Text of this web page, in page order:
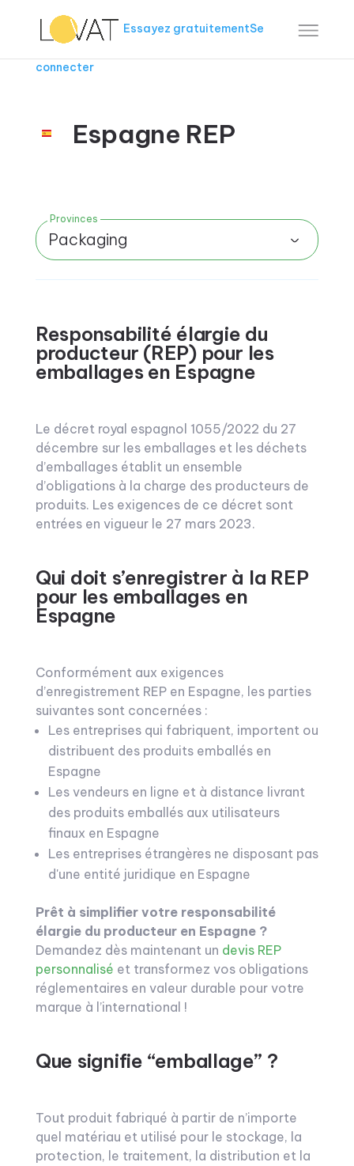
Essayez gratuitementSe
connecter
Espagne REP
Provinces
Packaging
Responsabilité élargie du
producteur (REP) pour les
emballages en Espagne
Le décret royal espagnol 1055/2022 du 27
décembre sur les emballages et les déchets
d’emballages établit un ensemble
d’obligations à la charge des producteurs de
produits. Les exigences de ce décret sont
entrées en vigueur le 27 mars 2023.
Qui doit s’enregistrer à la REP
pour les emballages en
Espagne
Conformément aux exigences
d’enregistrement REP en Espagne, les parties
suivantes sont concernées :
Les entreprises qui fabriquent, importent ou
distribuent des produits emballés en
Espagne
Les vendeurs en ligne et à distance livrant
des produits emballés aux utilisateurs
finaux en Espagne
Les entreprises étrangères ne disposant pas
d'une entité juridique en Espagne
Prêt à simplifier votre responsabilité
élargie du producteur en Espagne ?
Demandez dès maintenant un devis REP
personnalisé et transformez vos obligations
réglementaires en valeur durable pour votre
marque à l’international !
Que signifie “emballage” ?
Tout produit fabriqué à partir de n’importe
quel matériau et utilisé pour le stockage, la
protection, le traitement, la distribution et la